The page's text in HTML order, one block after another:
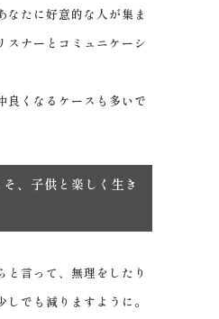
なたに好意的な人が集ま
スナーとコミュニケーシ
良くなるケースも多いで
、子供と楽しく生き
と言って、無理をしたり
でも減りますように。